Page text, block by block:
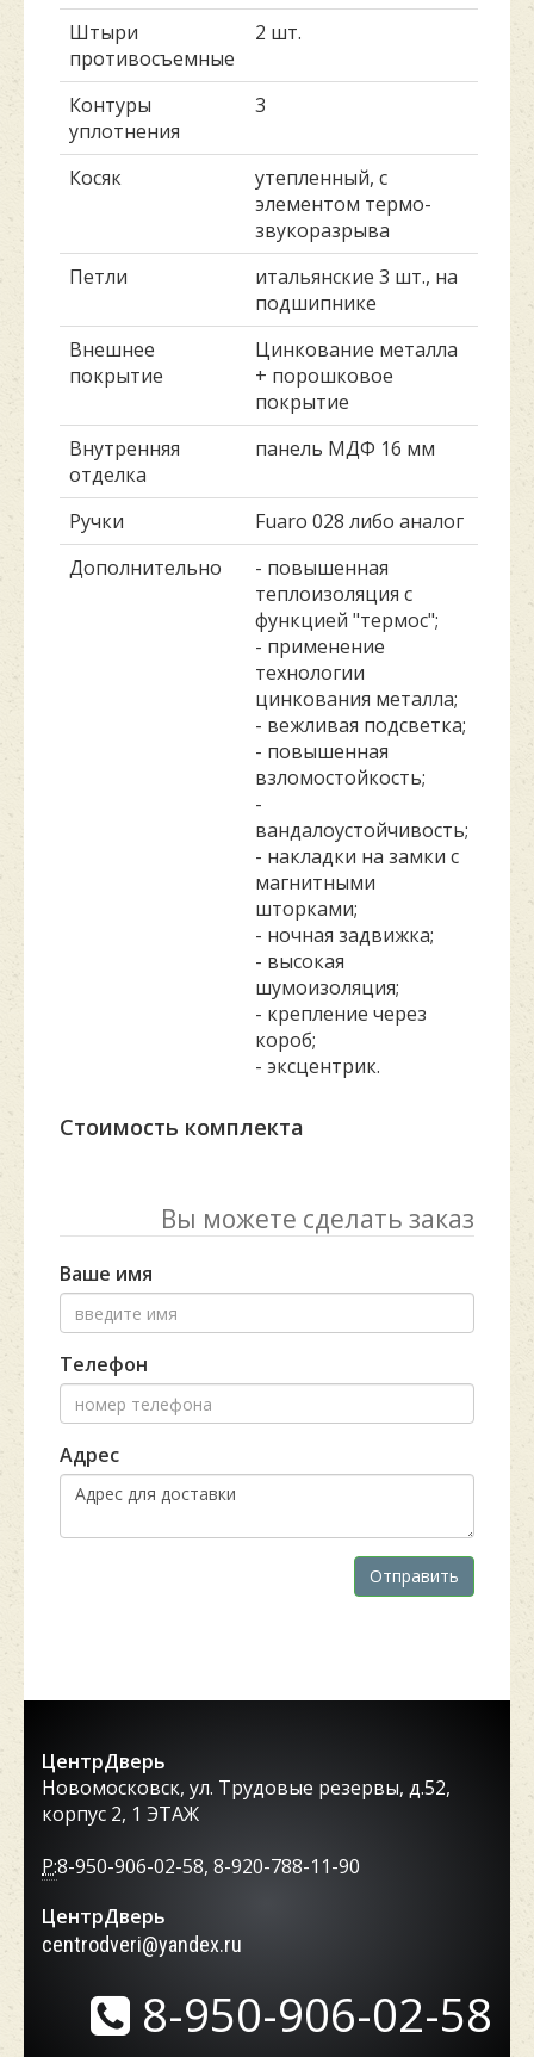
Штыри
противосъемные
2 шт.
Контуры
уплотнения
3
Косяк
утепленный, с
элементом термо-
звукоразрыва
Петли
итальянские 3 шт., на
подшипнике
Внешнее
покрытие
Цинкование металла
+ порошковое
покрытие
Внутренняя
отделка
панель МДФ 16 мм
Ручки
Fuaro 028 либо аналог
Дополнительно
- повышенная
теплоизоляция с
функцией "термос";
- применение
технологии
цинкования металла;
- вежливая подсветка;
- повышенная
взломостойкость;
-
вандалоустойчивость;
- накладки на замки с
магнитными
шторками;
- ночная задвижка;
- высокая
шумоизоляция;
- крепление через
короб;
- эксцентрик.
Стоимость комплекта
Вы можете сделать заказ
Ваше имя
Телефон
Адрес
Отправить
ЦентрДверь
Новомосковск, ул. Трудовые резервы, д.52,
корпус 2, 1 ЭТАЖ
P:8-950-906-02-58, 8-920-788-11-90
ЦентрДверь
centrodveri@yandex.ru
8-950-906-02-58